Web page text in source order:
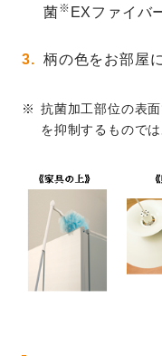
菌※ EXファイバ
柄の色をお部屋
抗菌加工部位の表
を抑制するものでは